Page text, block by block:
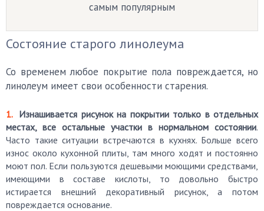
самым популярным
Состояние старого линолеума
Со временем любое покрытие пола повреждается, но
линолеум имеет свои особенности старения.
Изнашивается рисунок на покрытии только в отдельных
местах, все остальные участки в нормальном состоянии.
Часто такие ситуации встречаются в кухнях. Больше всего
износ около кухонной плиты, там много ходят и постоянно
моют пол. Если пользуются дешевыми моющими средствами,
имеющими в составе кислоты, то довольно быстро
истирается внешний декоративный рисунок, а потом
повреждается основание.